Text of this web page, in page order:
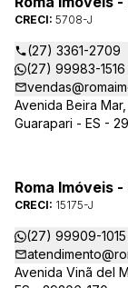
CRECI: 5708-J
(27) 3361-2709
(27) 99983-1516
Avenida Beira
Guarapari - ES -
Roma Imóveis
CRECI: 15175-J
(27) 99909-1015
Avenida Vinã del